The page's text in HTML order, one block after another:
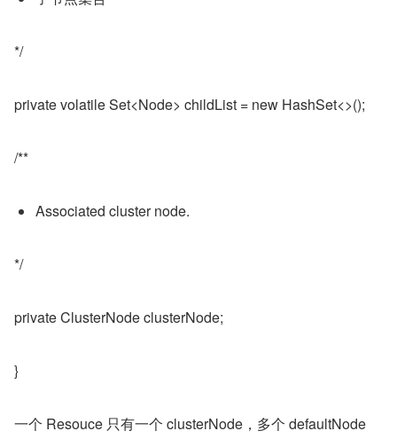
*/
private volatile Set<Node> childList = new HashSet<>();
/**
Associated cluster node.
*/
private ClusterNode clusterNode;
}
一个 Resouce 只有一个 clusterNode，多个 defaultNode